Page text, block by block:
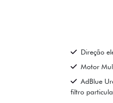
Direção
Motor
AdBlue
filtro